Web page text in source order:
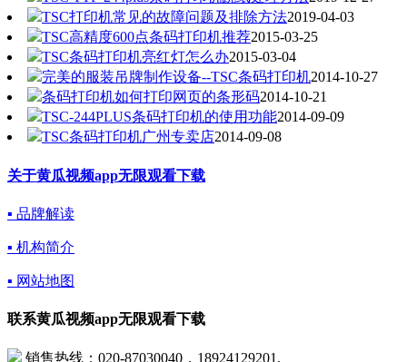
TSC打印机常见的故障问题及排除方法2019-04-03
TSC高精度600点条码打印机推荐2015-03-25
TSC条码打印机亮红灯怎么办2015-03-04
完美的服装吊牌制作设备--TSC条码打印机2014-10-27
条码打印机如何打印网页的条形码2014-10-21
TSC-244PLUS条码打印机的使用功能2014-09-09
TSC条码打印机广州专卖店2014-09-08
关于黄瓜视频app无限观看下载
▪ 品牌解读
▪ 机构简介
▪ 网站地图
联系黄瓜视频app无限观看下载
销售热线：020-87030040，18924129201,